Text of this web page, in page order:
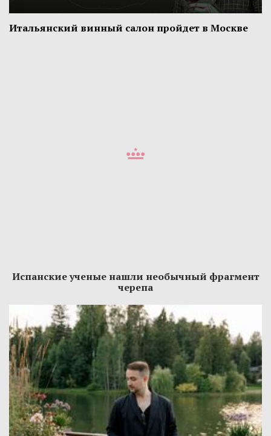
Итальянский винный салон пройдет в Москве
Испанские ученые нашли необычный фрагмент
черепа